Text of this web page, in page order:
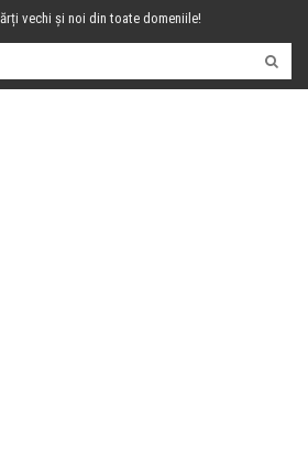
vechi și noi din toate domeniile!